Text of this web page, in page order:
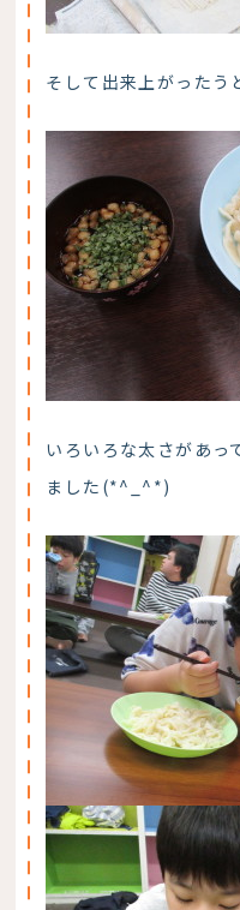
そして出来上がったう
いろいろな太さがあっ
ました(*^_^*)